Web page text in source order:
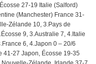
27-19 Italie (Salford)
(Manchester) France 31-
Zélande 10, 3.Pays de
.Écosse 9, 3.Australie 7, 4.Italie
6, 4.Japon 0 – 20/6
41-27 Japon, Écosse 19-35